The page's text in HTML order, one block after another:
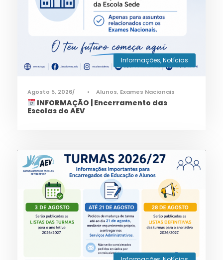
Informações,Notícias
Agosto 5, 2026 • Alunos, Exames Nacionais
INFORMAÇÃO | Encerramento das
Escolas do AEV